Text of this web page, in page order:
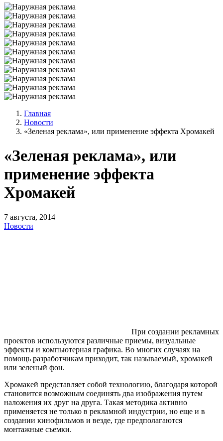
Главная
Новости
«Зеленая реклама», или применение эффекта Хромакей
«Зеленая реклама», или
применение эффекта
Хромакей
7 августа, 2014
Новости
При создании рекламных
проектов используются различные приемы, визуальные
эффекты и компьютерная графика. Во многих случаях на
помощь разработчикам приходит, так называемый, хромакей
или зеленый фон.
Хромакей представляет собой технологию, благодаря которой
становится возможным соединять два изображения путем
наложения их друг на друга. Такая методика активно
применяется не только в рекламной индустрии, но еще и в
создании кинофильмов и везде, где предполагаются
монтажные съемки.